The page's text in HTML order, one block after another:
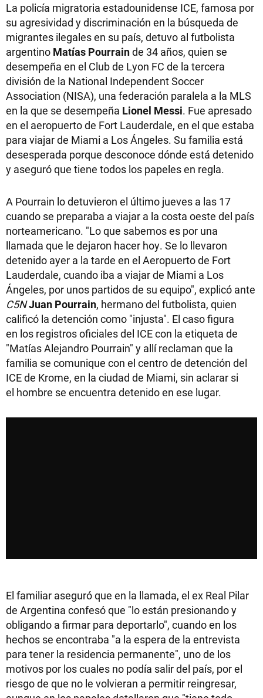
La policía migratoria estadounidense ICE, famosa por
su agresividad y discriminación en la búsqueda de
migrantes ilegales en su país, detuvo al futbolista
argentino Matías Pourrainde 34 años, quien se
desempeña en el Club de Lyon FC de la tercera
división de la National Independent Soccer
Association (NISA), una federación paralela a la MLS
en la que se desempeña Lionel Messi. Fue apresado
en el aeropuerto de Fort Lauderdale, en el que estaba
para viajar de Miami a Los Ángeles. Su familia está
desesperada porque desconoce dónde está detenido
y aseguró que tiene todos los papeles en regla.
A Pourrain lo detuvieron el último jueves a las 17
cuando se preparaba a viajar a la costa oeste del país
norteamericano. "Lo que sabemos es por una
llamada que le dejaron hacer hoy. Se lo llevaron
detenido ayer a la tarde en el Aeropuerto de Fort
Lauderdale, cuando iba a viajar de Miami a Los
Ángeles, por unos partidos de su equipo", explicó ante
C5NJuan Pourrain, hermano del futbolista, quien
calificó la detención como "injusta". El caso figura
en los registros oficiales del ICE con la etiqueta de
"Matías Alejandro Pourrain" y allí reclaman que la
familia se comunique con el centro de detención del
ICE de Krome, en la ciudad de Miami, sin aclarar si
el hombre se encuentra detenido en ese lugar.
El familiar aseguró que en la llamada, el ex Real Pilar
de Argentina confesó que "lo están presionando y
obligando a firmar para deportarlo", cuando en los
hechos se encontraba "a la espera de la entrevista
para tener la residencia permanente", uno de los
motivos por los cuales no podía salir del país, por el
riesgo de que no le volvieran a permitir reingresar,